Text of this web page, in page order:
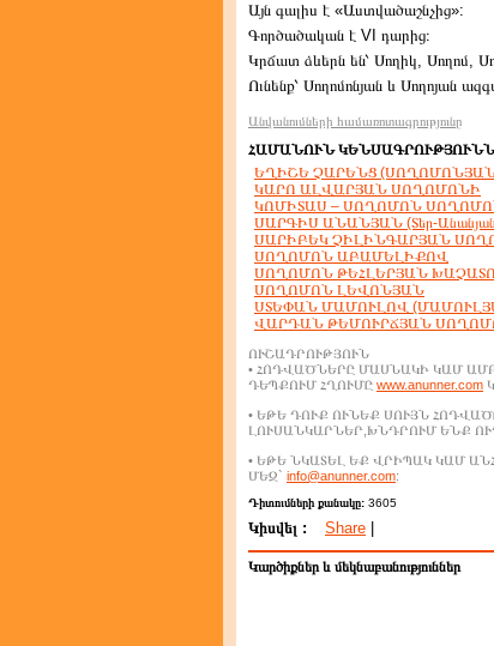
Այն գալիս է «Աստվածաշնչից»:
Գործածական է VI դարից։
Կրճատ ձևերն են՝ Սողիկ, Սողոմ,
Ունենք՝ Սողոմոնյան և Սողոյան
Անվանումների համառոտագրությունը
ՀԱՄԱՆՈՒՆ
ԵՂԻՇԵ ՉԱՐԵՆՑ
ԿԱՐՈ ԱԼՎԱՐՅԱՆ ՍՈՂՈՄՈՆԻ
ԿՈՄԻՏԱՍ – ՍՈՂՈՄՈՆ
ՍԱՐԳԻՍ ԱՆԱՆՅԱՆ (Տեր-
ՍԱՐԻԲԵԿ ՉԻԼԻՆԳԱՐՅԱՆ
ՍՈՂՈՄՈՆ ԱԲԱՄԵԼԻՔՈՎ
ՍՈՂՈՄՈՆ ԹԵՀԼԵՐՅԱՆ
ՍՈՂՈՄՈՆ ԼԵՎՈՆՅԱՆ
ՍՏԵՓԱՆ ՄԱՄՈՒԼՈՎ
ՎԱՐԴԱՆ ԹԵՄՈՒՐՃՅԱՆ
ՈՒՇԱԴՐՈՒԹՅՈՒՆ
• ՀՈԴՎԱԾՆԵՐԸ ՄԱՍՆԱԿԻ ԿԱՄ
ԴԵՊՔՈՒՄ ՀՂՈՒՄԸ www.anunner.com
• ԵԹԵ ԴՈՒՔ ՈՒՆԵՔ ՍՈՒՅՆ
ԼՈՒՍԱՆԿԱՐՆԵՐ,ԽՆԴՐՈՒՄ ԵՆՔ
• ԵԹԵ ՆԿԱՏԵԼ ԵՔ ՎՐԻՊԱԿ ԿԱՄ
ՄԵԶ` info@anunner.com:
Դիտումների քանակը: 3605
Կիսվել : Share
Կարծիքներ և մեկնաբանություններ